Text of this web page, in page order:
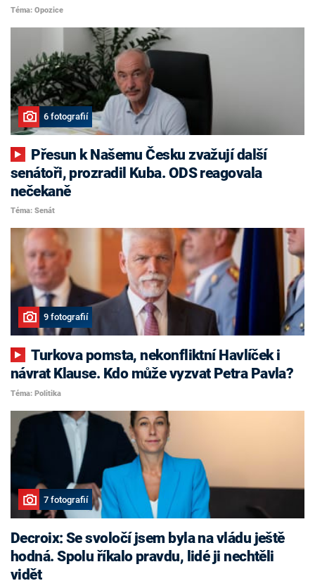
Téma: Opozice
6 fotografií
senátoři, prozradil Kuba. ODS reagovala
nečekaně
Téma: Senát
9 fotografií
Turkova pomsta, nekonfliktní Havlíček i
návrat Klause. Kdo může vyzvat Petra Pavla?
Téma: Politika
7 fotografií
Decroix: Se svoločí jsem byla na vládu ještě
hodná. Spolu říkalo pravdu, lidé ji nechtěli
vidět